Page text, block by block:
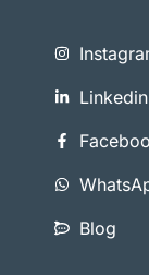
Linkedin
Blog